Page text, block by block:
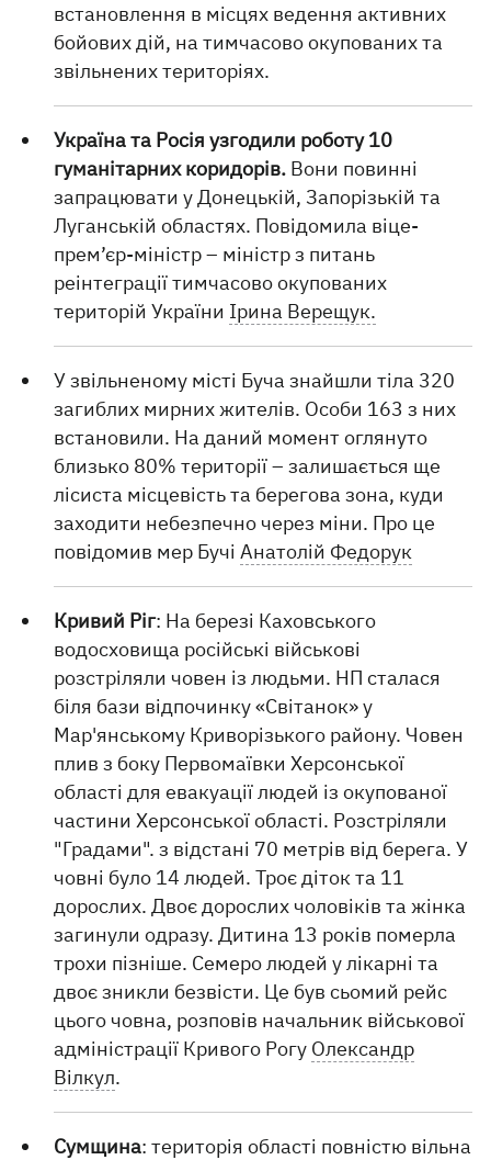
встановлення в місцях ведення активних
бойових дій, на тимчасово окупованих та
звільнених територіях.
Україна та Росія узгодили роботу 10
гуманітарних коридорів. Вони повинні
запрацювати у Донецькій, Запорізькій та
Луганській областях. Повідомила віце-
прем’єр-міністр – міністр з питань
реінтеграції тимчасово окупованих
територій України Ірина Верещук.
У звільненому місті Буча знайшли тіла 320
загиблих мирних жителів. Особи 163 з них
встановили. На даний момент оглянуто
близько 80% території – залишається ще
лісиста місцевість та берегова зона, куди
заходити небезпечно через міни. Про це
повідомив мер БучіАнатолій Федорук
Кривий Ріг: На березі Каховського
водосховища російські військові
розстріляли човен із людьми. НП сталася
біля бази відпочинку «Світанок» у
Мар'янському Криворізького району. Човен
плив з боку Первомаївки Херсонської
області для евакуації людей із окупованої
частини Херсонської області. Розстріляли
"Градами". з відстані 70 метрів від берега. У
човні було 14 людей. Троє діток та 11
дорослих. Двоє дорослих чоловіків та жінка
загинули одразу. Дитина 13 років померла
трохи пізніше. Семеро людей у ​​лікарні та
двоє зникли безвісти. Це був сьомий рейс
цього човна, розповів начальник військової
адміністрації Кривого Рогу Олександр
Вілкул.
Сумщина: територія області повністю вільна